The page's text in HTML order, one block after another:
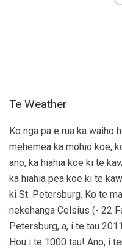
Te Weather
Ko nga pa e rua ka waiho
mehemea ka mohio koe,
ano, ka hiahia koe ki te
ka hiahia pea koe ki te
ki St. Petersburg. Ko te
nekehanga Celsius (- 22
Petersburg, a, i te tau
Hou i te 1000 tau! Ano, i